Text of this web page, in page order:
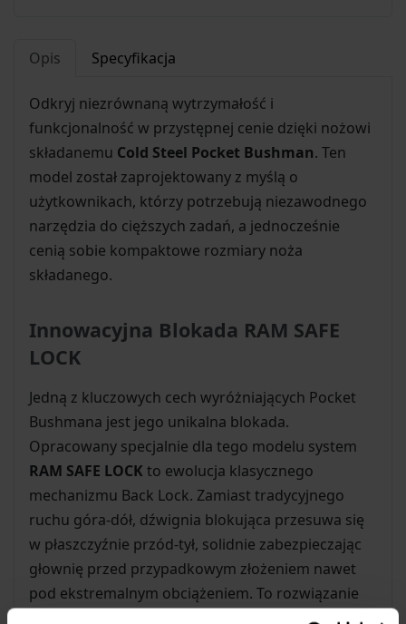
Opis Specyfikacja
Odkryj niezrównaną wytrzymałość i
funkcjonalność w przystępnej cenie dzięki nożowi
składanemu Cold Steel Pocket Bushman. Ten
model został zaprojektowany z myślą o
użytkownikach, którzy potrzebują niezawodnego
narzędzia do cięższych zadań, a jednocześnie
cenią sobie kompaktowe rozmiary noża
składanego.
Innowacyjna Blokada RAM SAFE
LOCK
Jedną z kluczowych cech wyróżniających Pocket
Bushmana jest jego unikalna blokada.
Opracowany specjalnie dla tego modelu system
RAM SAFE LOCK to ewolucja klasycznego
mechanizmu Back Lock. Zamiast tradycyjnego
ruchu góra-dół, dźwignia blokująca przesuwa się
w płaszczyźnie przód-tył, solidnie zabezpieczając
głownię przed przypadkowym złożeniem nawet
pod ekstremalnym obciążeniem. To rozwiązanie
gwarantuje wyjątkowe bezpieczeństwo podczas